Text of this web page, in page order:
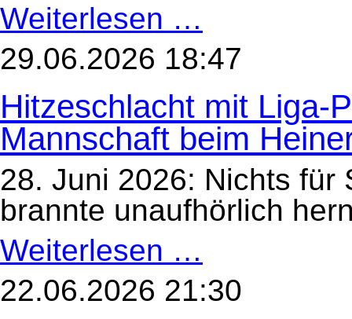
Weiterlesen … Präsenz
beim
größten
Triathlon
in
Hamburg
29.06.2026 18:47
Hitzeschlacht mit Liga-
Mannschaft beim
28. Juni 2026: Nichts für
brannte unaufhörlich
Weiterlesen … Liga-
Podium
für
unsere
22.06.2026 21:30